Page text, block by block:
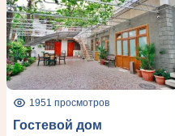
1951 просмотров
Гостевой дом